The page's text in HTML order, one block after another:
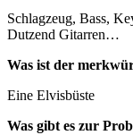
Schlagzeug, Bass,
Dutzend Gitarren…
Was ist der
Eine Elvisbüste
Was gibt es zur